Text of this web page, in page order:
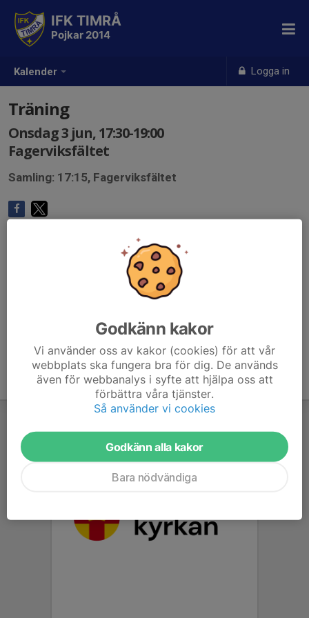
Kalender Logga in
IFK TIMRÅ
Pojkar 2014
Träning
Onsdag 3 jun, 17:30-19:00
Fagerviksfältet
Samling: 17:15, Fagerviksfältet
Godkänn kakor
Vi använder oss av kakor (cookies) för att vår
webbplats ska fungera bra för dig. De används
även för webbanalys i syfte att hjälpa oss att
förbättra våra tjänster.
Så använder vi cookies
Godkänn alla kakor
Bara nödvändiga